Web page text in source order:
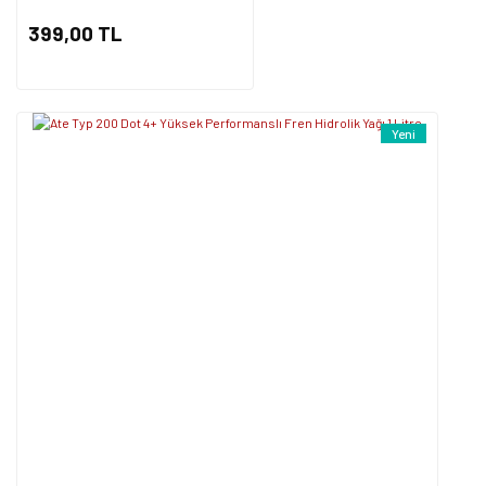
399,00 TL
Yeni